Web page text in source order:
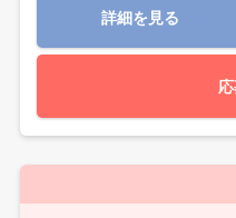
詳細を見る